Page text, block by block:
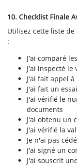
10. Checklist Finale
Utilisez cette liste
:
J'ai comparé
J'ai inspecté
J'ai fait appel
J'ai fait un
J'ai vérifié le
documents
J'ai obtenu un
J'ai vérifié la
Je n'ai pas
J'ai signé un
J'ai souscrit